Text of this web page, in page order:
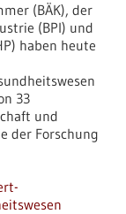
(BÄK), der
(BPI) und
haben heute
33
und
der Forschung